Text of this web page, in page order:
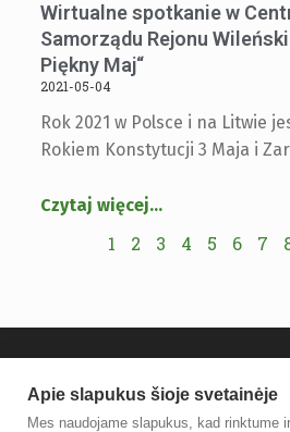
Wirtualne spotkanie w
Samorządu Rejonu
Piękny Maj“
2021-05-04
Rok 2021 w Polsce i na Litwie
Rokiem Konstytucji 3 Maja i
Czytaj więcej…
1 2 3 4 5 6 7
Apie slapukus šioje svetainėje
Mes naudojame slapukus, kad rinktume